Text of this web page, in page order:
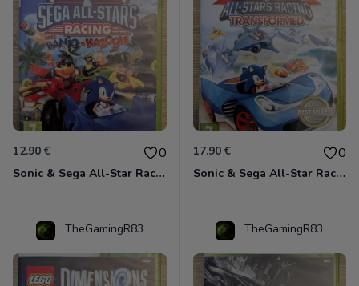
12.90 € 0
Sonic & Sega All-Star Racing avec Banjo-Kazooie Xbox 360
17.90 € 0
Sonic & Sega All-Star Racing - Transformed Xbox 360
TheGamingR83 TheGamingR83